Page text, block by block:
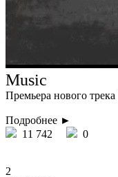
Music
Премьера нового
Подробнее ►
11 742
0
2